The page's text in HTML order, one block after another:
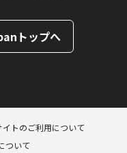
トップへ
イトのご利用について
ついて